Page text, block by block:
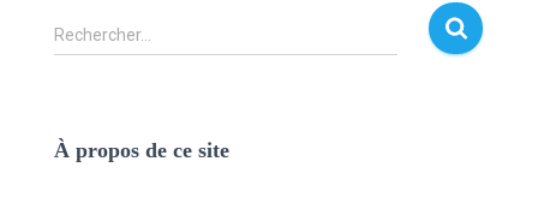
Rechercher…
À propos de ce site